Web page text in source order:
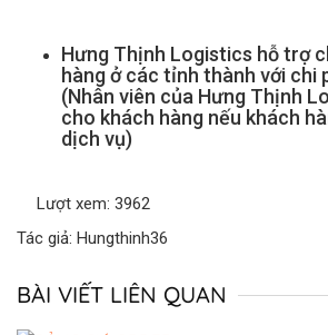
Hưng Thịnh Logistics hỗ trợ
hàng ở các tỉnh thành với chi
(Nhân viên của Hưng Thịnh
cho khách hàng nếu khách
dịch vụ)
Lượt xem: 3962
Tác giả: Hungthinh36
BÀI VIẾT LIÊN QUAN